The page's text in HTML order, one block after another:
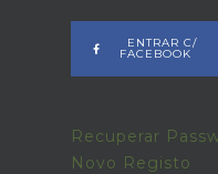
ENTRAR C/
FACEBOOK
Recuperar
Novo Registo